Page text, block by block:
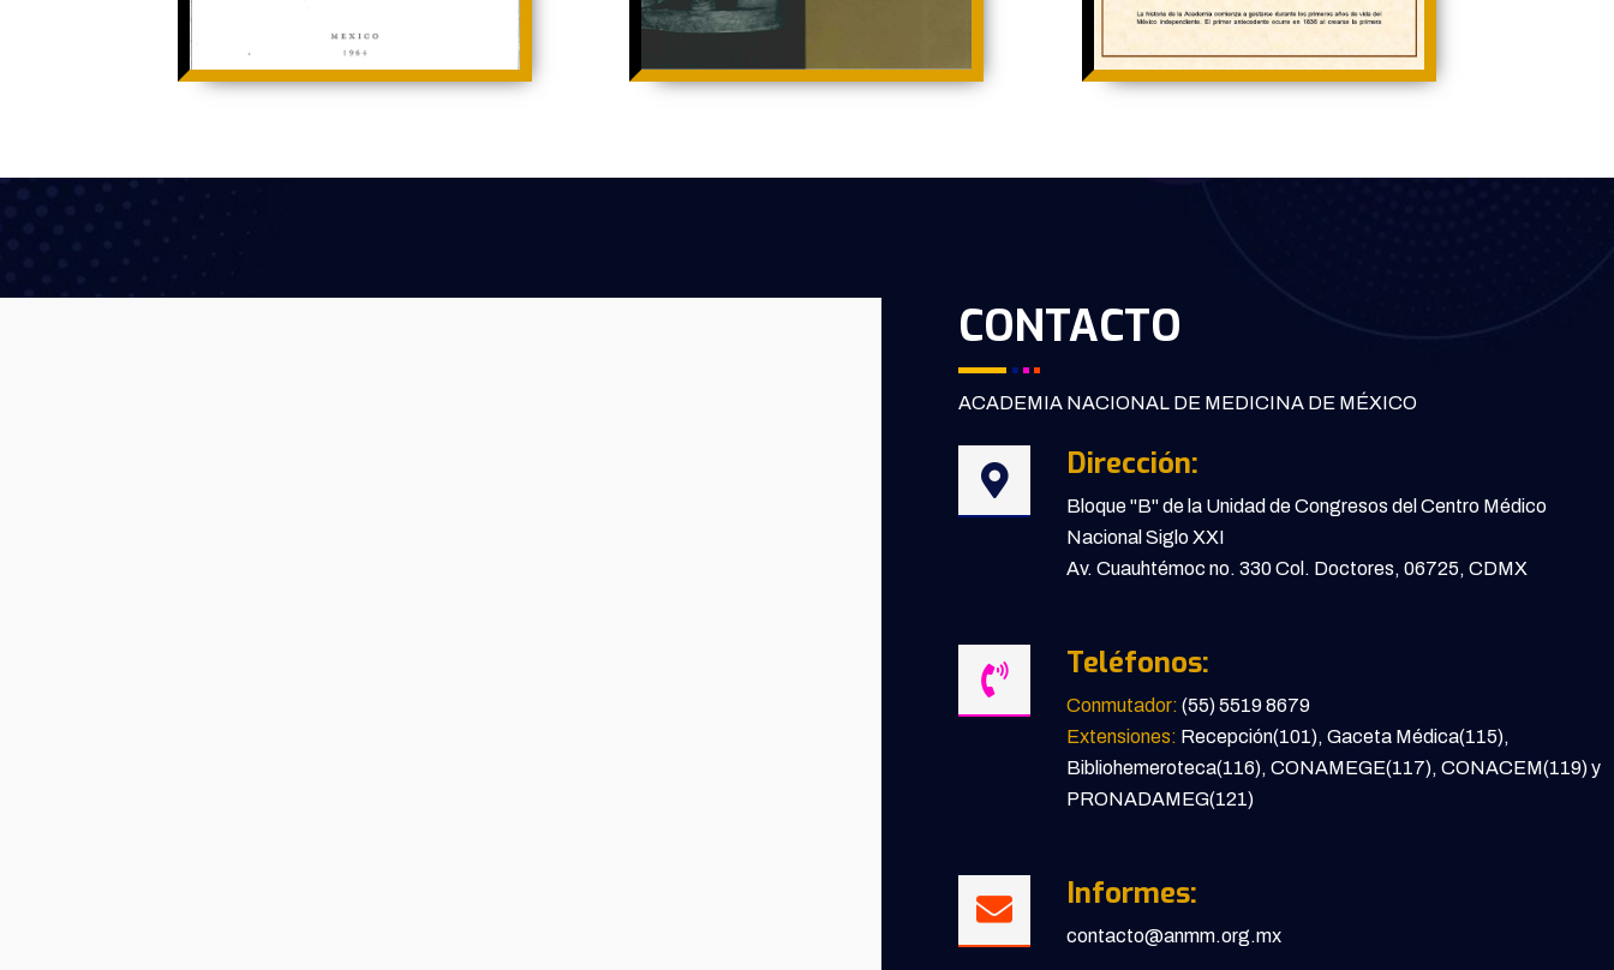
CONTACTO
ACADEMIA NACIONAL DE MEDICINA DE MÉXICO
Dirección:
Bloque "B" de la Unidad de Congresos del Centro Médico
Nacional Siglo XXI
Av. Cuauhtémoc no. 330 Col. Doctores, 06725, CDMX
Teléfonos:
Conmutador: (55) 5519 8679
Extensiones: Recepción(101), Gaceta Médica(115),
Bibliohemeroteca(116), CONAMEGE(117), CONACEM(119) y
PRONADAMEG(121)
Informes:
contacto@anmm.org.mx